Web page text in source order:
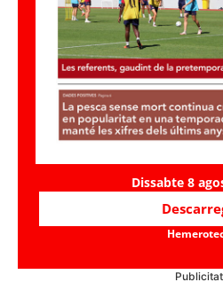
Dissabte 8
Publicitat